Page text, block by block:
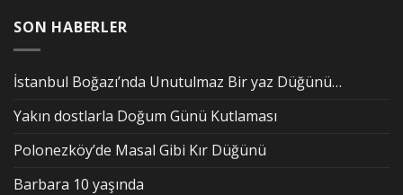
SON HABERLER
İstanbul Boğazı’nda Unutulmaz Bir yaz Düğünü…
Yakın dostlarla Doğum Günü Kutlaması
Polonezköy’de Masal Gibi Kır Düğünü
Barbara 10 yaşında